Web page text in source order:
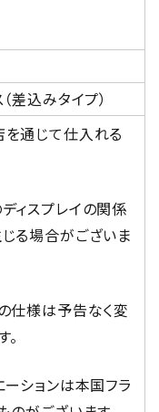
差込みタイプ）
通じて仕入れる
ィスプレイの関係
る場合がございま
仕様は予告なく変
ションは本国フラ